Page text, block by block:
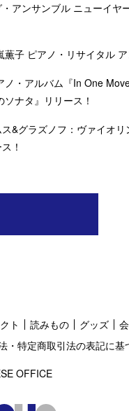
アンサンブル ニューイヤ
薫子 ピアノ・リサイタル
ノ・アルバム『In One
ナタ』リリース！
&グラズノフ：ヴァイオ
！
ト 読みもの グッズ
・特定商取引法の表記に基
OFFICE